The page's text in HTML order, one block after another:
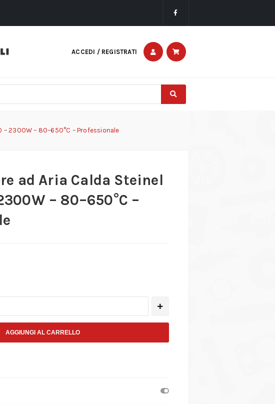
ACCEDI / REGISTRATI
2300W – 80–650°C – Professionale
ad Aria Calda Steinel
– 80–650°C –
AGGIUNGI AL CARRELLO